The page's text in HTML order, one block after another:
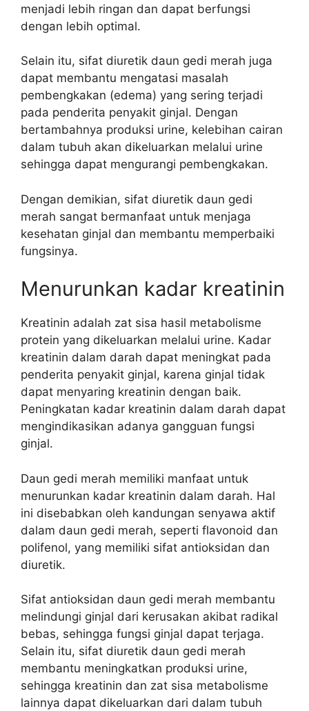
menjadi lebih ringan dan dapat berfungsi
dengan lebih optimal.
Selain itu, sifat diuretik daun gedi merah juga
dapat membantu mengatasi masalah
pembengkakan (edema) yang sering terjadi
pada penderita penyakit ginjal. Dengan
bertambahnya produksi urine, kelebihan cairan
dalam tubuh akan dikeluarkan melalui urine
sehingga dapat mengurangi pembengkakan.
Dengan demikian, sifat diuretik daun gedi
merah sangat bermanfaat untuk menjaga
kesehatan ginjal dan membantu memperbaiki
fungsinya.
Menurunkan kadar kreatinin
Kreatinin adalah zat sisa hasil metabolisme
protein yang dikeluarkan melalui urine. Kadar
kreatinin dalam darah dapat meningkat pada
penderita penyakit ginjal, karena ginjal tidak
dapat menyaring kreatinin dengan baik.
Peningkatan kadar kreatinin dalam darah dapat
mengindikasikan adanya gangguan fungsi
ginjal.
Daun gedi merah memiliki manfaat untuk
menurunkan kadar kreatinin dalam darah. Hal
ini disebabkan oleh kandungan senyawa aktif
dalam daun gedi merah, seperti flavonoid dan
polifenol, yang memiliki sifat antioksidan dan
diuretik.
Sifat antioksidan daun gedi merah membantu
melindungi ginjal dari kerusakan akibat radikal
bebas, sehingga fungsi ginjal dapat terjaga.
Selain itu, sifat diuretik daun gedi merah
membantu meningkatkan produksi urine,
sehingga kreatinin dan zat sisa metabolisme
lainnya dapat dikeluarkan dari dalam tubuh